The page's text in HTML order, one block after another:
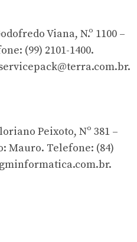
Viana, N.º 1100 –
(99) 2101-1400.
.
Peixoto, Nº 381 –
Mauro. Telefone: (84)
.